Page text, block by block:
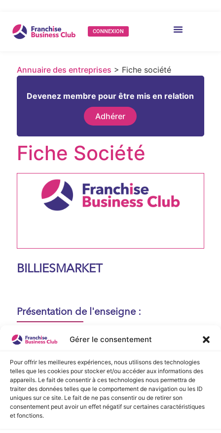
Gérer le consentement
Pour offrir les meilleures expériences, nous utilisons des technologies
telles que les cookies pour stocker et/ou accéder aux informations des
appareils. Le fait de consentir à ces technologies nous permettra de
traiter des données telles que le comportement de navigation ou les ID
uniques sur ce site. Le fait de ne pas consentir ou de retirer son
consentement peut avoir un effet négatif sur certaines caractéristiques
et fonctions.
CONNEXION
Annuaire des entreprises > Fiche société
Devenez membre pour être mis en relation
Adhérer
Fiche Société
BILLIESMARKET
Présentation de l'enseigne :
Aucune présentation n'est disponible
actuellement !
Vidéo de Présentation
Aucune vidéo disponible.